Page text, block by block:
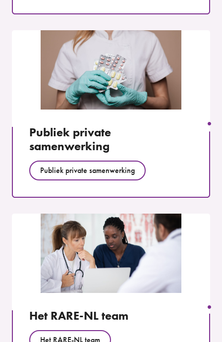
Publiek private
samenwerking
Publiek private samenwerking
Het RARE-NL team